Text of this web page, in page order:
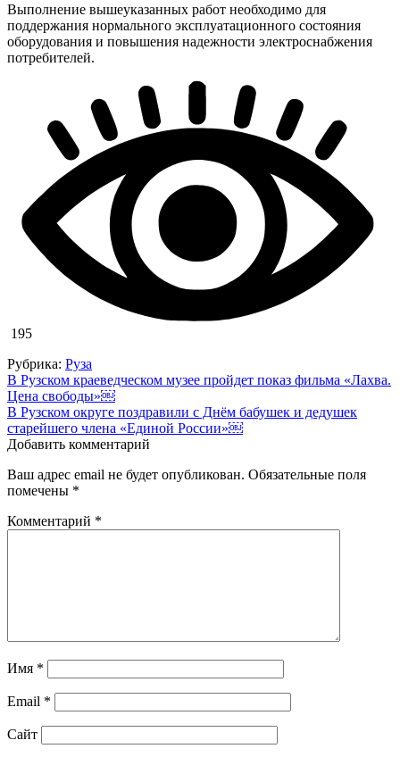
Выполнение вышеуказанных работ необходимо для
поддержания нормального эксплуатационного состояния
оборудования и повышения надежности электроснабжения
потребителей.
195
Рубрика: Руза
Навигация
по
записям
В Рузском краеведческом музее пройдет показ фильма «Лахва.
Цена свободы»￼
В Рузском округе поздравили с Днём бабушек и дедушек
старейшего члена «Единой России»￼
Добавить комментарий
Ваш адрес email не будет опубликован. Обязательные поля
помечены *
Комментарий *
Имя *
Email *
Сайт